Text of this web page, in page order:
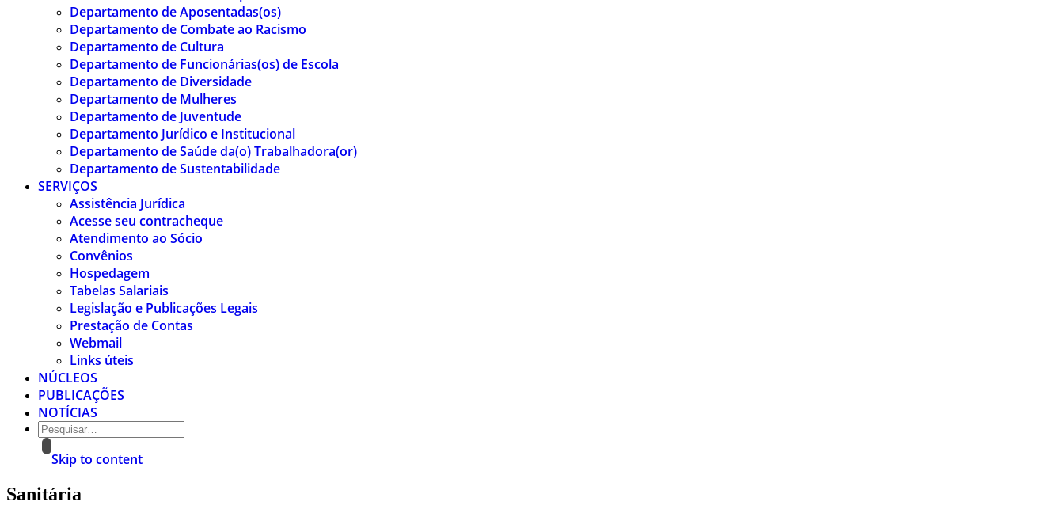
Departamento de Aposentadas(os)
Departamento de Combate ao Racismo
Departamento de Cultura
Departamento de Funcionárias(os) de Escola
Departamento de Diversidade
Departamento de Mulheres
Departamento de Juventude
Departamento Jurídico e Institucional
Departamento de Saúde da(o) Trabalhadora(or)
Departamento de Sustentabilidade
SERVIÇOS
Assistência Jurídica
Acesse seu contracheque
Atendimento ao Sócio
Convênios
Hospedagem
Tabelas Salariais
Legislação e Publicações Legais
Prestação de Contas
Webmail
Links úteis
NÚCLEOS
PUBLICAÇÕES
NOTÍCIAS
Skip to content
Sanitária